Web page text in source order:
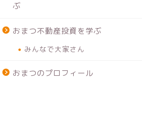
ぶ
おまつ不動産投資を学ぶ
みんなで大家さん
おまつのプロフィール